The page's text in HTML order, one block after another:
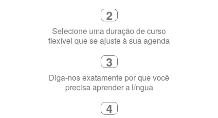
2
Selecione uma duração de curso
flexível que se ajuste à sua agenda
3
Diga-nos exatamente por que você
precisa aprender a língua
4